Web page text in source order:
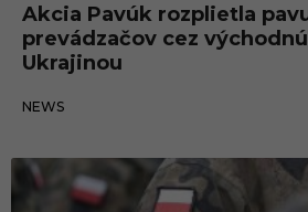
Akcia Pavúk rozplietla
prevádzačov cez
Ukrajinou
NEWS